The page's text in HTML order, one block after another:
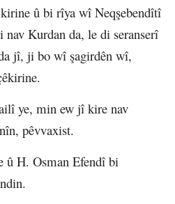
û bi rîya wî Neqşebendîtî
Kurdan da, le di seranserî
jî, ji bo wî şagirdên wî,
ye, min ew jî kire nav
pêvvaxist.
û H. Osman Efendî bi